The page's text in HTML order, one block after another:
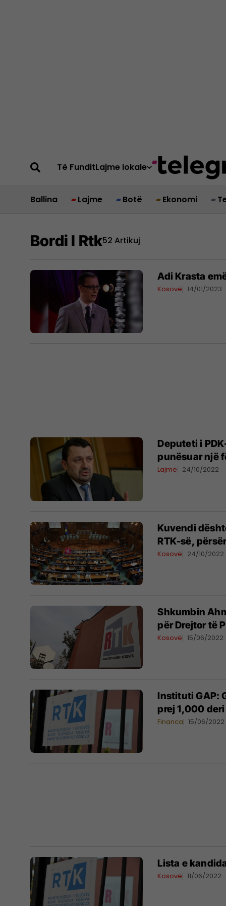
Të FunditLajme lokale
Ballina Lajme Botë Ekonomi
Bordi I Rtk52 Artikuj
Adi Krasta
Kosovë 14/01/2023
​Deputeti i
punësuar një
Lajme 24/10/2022
​Kuvendi
RTK-së,
Kosovë 24/10/2022
Shkumbin
për Drejtor të
Kosovë 15/06/2022
Instituti GAP:
prej 1,000
Financa 15/06/2022
Lista e
Kosovë 11/06/2022